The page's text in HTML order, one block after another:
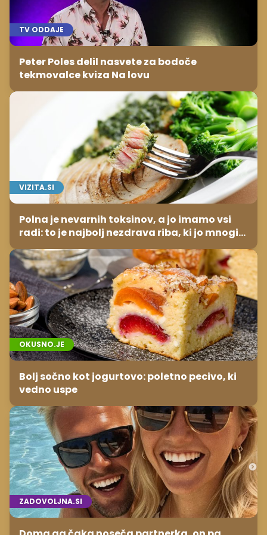
TV ODDAJE
Peter Poles delil nasvete za bodoče
tekmovalce kviza Na lovu
VIZITA.SI
Polna je nevarnih toksinov, a jo imamo vsi
radi: to je najbolj nezdrava riba, ki jo mnogi
OKUSNO.JE
Bolj sočno kot jogurtovo: poletno pecivo, ki
vedno uspe
ZADOVOLJNA.SI